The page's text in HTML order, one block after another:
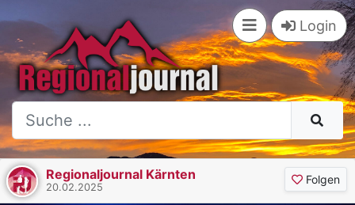
Login
Regionaljournal Kärnten
20.02.2025
Folgen